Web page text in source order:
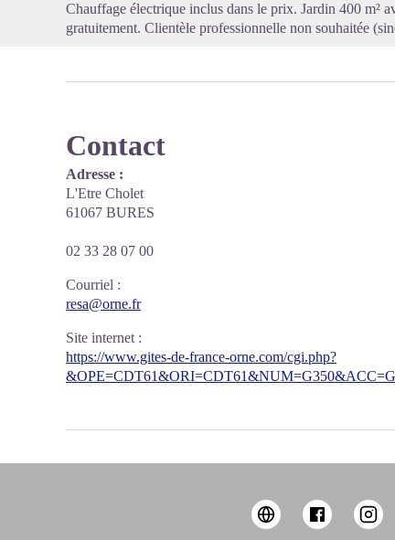
Chauffage électrique inclus dans le prix. Jardin 400 m²
gratuitement. Clientèle professionnelle non souhaitée
Contact
Adresse :
L'Etre Cholet
61067 BURES
02 33 28 07 00
Courriel :
resa@orne.fr
Site internet :
https://www.gites-de-france-orne.com/cgi.php?